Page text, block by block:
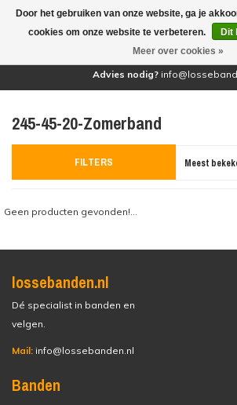
Advies nodig?
245-45-20-Zomerband
FILTERS Meest
Geen producten gevonden!...
lossebanden.nl
Dé specialist in banden en
velgen.
Mail: info@lossebanden.nl
Banden
Door het gebruiken van onze website, ga je
cookies om onze website te verbeteren.
Dit
Meer over cookies »